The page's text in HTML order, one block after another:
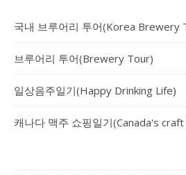
국내 브루어리 투어(Korea Brewery
브루어리 투어(Brewery Tour)
일상음주일기(Happy Drinking Life)
캐나다 맥주 쇼핑일기(Canada's